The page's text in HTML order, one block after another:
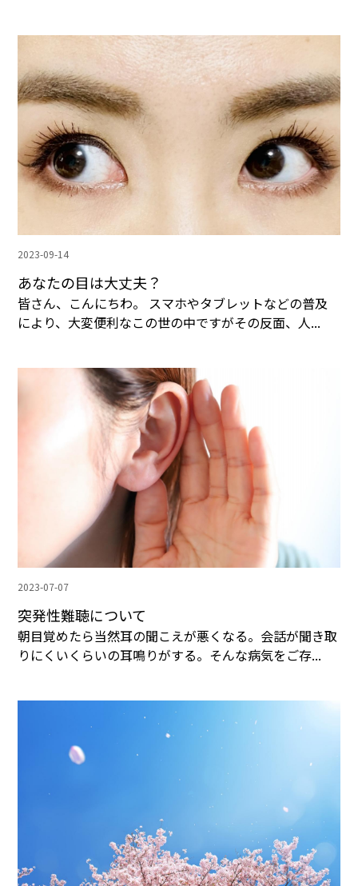
2023-09-14
あなたの目は大丈夫？
皆さん、こんにちわ。 スマホやタブレットなどの普及
により、大変便利なこの世の中ですがその反面、人...
2023-07-07
突発性難聴について
朝目覚めたら当然耳の聞こえが悪くなる。会話が聞き取
りにくいくらいの耳鳴りがする。そんな病気をご存...